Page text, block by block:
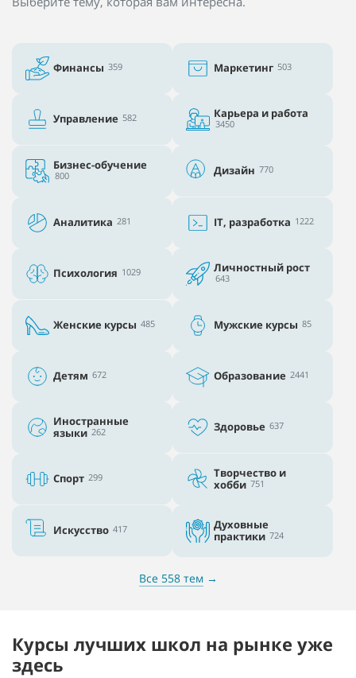
Финансы 359 Маркетинг 503
Управление 582 Карьера и работа
3450
Бизнес-обучение
800 Дизайн 770
Аналитика 281 IT, разработка 1222
Психология 1029 Личностный рост
643
Женские курсы 485 Мужские курсы 85
Детям 672 Образование 2441
Иностранные
языки 262 Здоровье 637
Спорт 299
Творчество и
хобби 751
Искусство 417
Духовные
практики 724
Все 558 тем →
Курсы лучших школ на рынке уже
здесь